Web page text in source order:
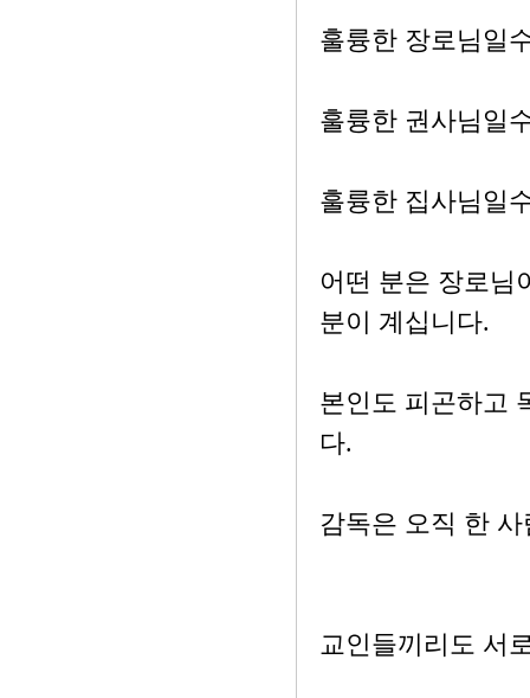
훌륭한 장로님일
훌륭한 권사님일
훌륭한 집사님일
어떤 분은 장로님
분이 계십니다.
본인도 피곤하고
다.
감독은 오직 한
교인들끼리도 서